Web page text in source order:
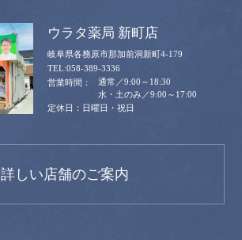
ウラタ薬局 新町店
岐阜県各務原市那加前洞新町4-179
058-389-3336
通常／9:00～18:30
水・土のみ／9:00～17:00
日曜日・祝日
詳しい店舗のご案内